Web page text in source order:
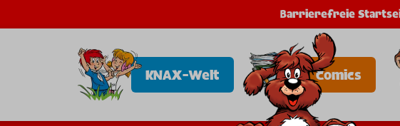
Barrierefreie
KNAX-Welt Comics